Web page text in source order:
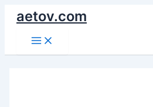
로
aetov.com
Main
Menu